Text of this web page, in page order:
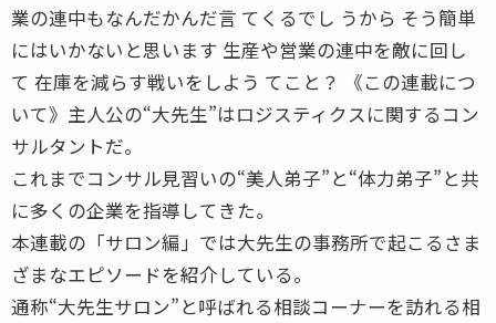
業の連中もなんだかんだ言 てくるでし うから そう簡単
にはいかないと思います 生産や営業の連中を敵に回し
て 在庫を減らす戦いをしよう てこと？ 《この連載につ
いて》主人公の“大先生”はロジスティクスに関するコン
サルタントだ。
これまでコンサル見習いの“美人弟子”と“体力弟子”と共
に多くの企業を指導してきた。
本連載の「サロン編」では大先生の事務所で起こるさま
ざまなエピソードを紹介している。
通称“大先生サロン”と呼ばれる相談コーナーを訪れる相